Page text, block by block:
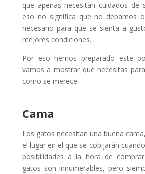
que apenas necesitan cuidados de
eso no significa que no debamos
necesario para que se sienta a
mejores condiciones.
Por eso hemos preparado este
vamos a mostrar qué necesitas
como se merece.
Cama
Los gatos necesitan una buena
el lugar en el que se cobijarán
posibilidades a la hora de
gatos son innumerables, pero